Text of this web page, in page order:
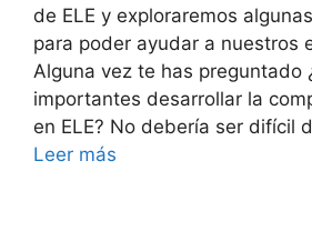
de ELE y exploraremos
para poder ayudar a nuestros
Alguna vez te has preguntado
importantes desarrollar la
en ELE? No debería ser difícil
Leer más